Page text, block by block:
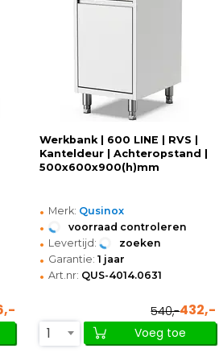
Werkbank | 600 LINE | RVS |
Kanteldeur | Achteropstand |
500x600x900(h)mm
• Merk: Qusinox
• voorraad controleren
• Levertijd: zoeken
• Garantie: 1 jaar
• Art.nr: QUS-4014.0631
540,-432,-
1
Voeg toe